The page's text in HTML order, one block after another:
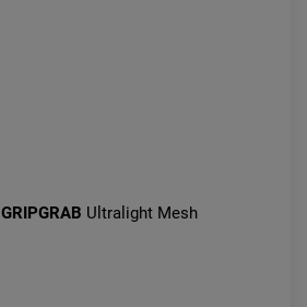
GRIPGRAB Ultralight Mesh